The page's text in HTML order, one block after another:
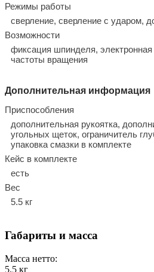
Режимы работы
сверление, сверление с ударом,
Возможности
фиксация шпинделя, электронная
частоты вращения
Дополнительная информация
Приспособления
дополнительная рукоятка,
угольных щеток, ограничитель
упаковка смазки в комплекте
Кейс в комплекте
есть
Вес
5.5 кг
Габариты и масса
Масса нетто:
5.5 кг